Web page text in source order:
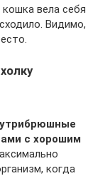
вела себя
Видимо,
с хорошим
когда